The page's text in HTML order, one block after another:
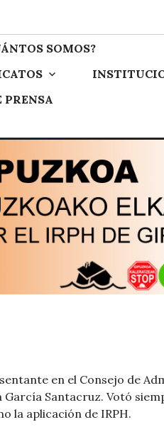
SOMOS?
PRENSA
en el Consejo de
Santacruz. Votó
la aplicación de IRPH.